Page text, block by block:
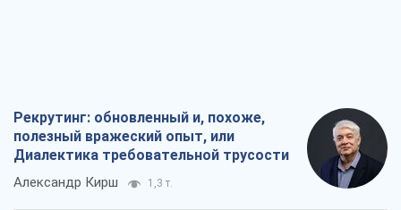
Рекрутинг: обновленный и, похоже,
полезный вражеский опыт, или
Диалектика требовательной трусости
Александр Кирш 1,3 т.